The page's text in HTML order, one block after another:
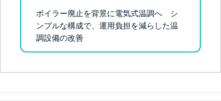
ボイラー廃止を背景に電気式温調へ シ
ンプルな構成で、運用負担を減らした温
調設備の改善